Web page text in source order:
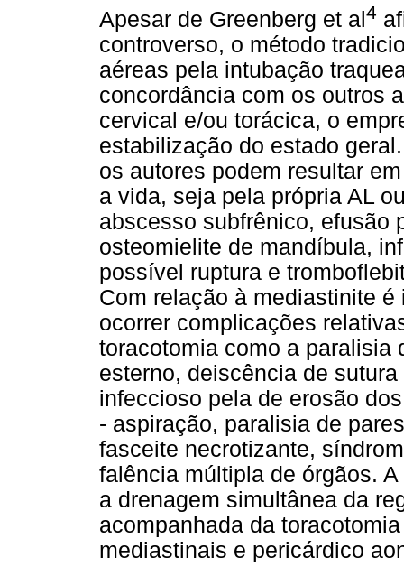
Apesar de Greenberg et al4
controverso, o método
aéreas pela intubação
concordância com os outros
cervical e/ou torácica, o
estabilização do estado
os autores podem resultar
a vida, seja pela própria AL
abscesso subfrênico, efusão
osteomielite de mandíbula,
possível ruptura e
Com relação à mediastinite
ocorrer complicações
toracotomia como a paralisia
esterno, deiscência de
infeccioso pela de erosão
- aspiração, paralisia de
fasceite necrotizante,
falência múltipla de órgãos.
a drenagem simultânea da
acompanhada da
mediastinais e pericárdico